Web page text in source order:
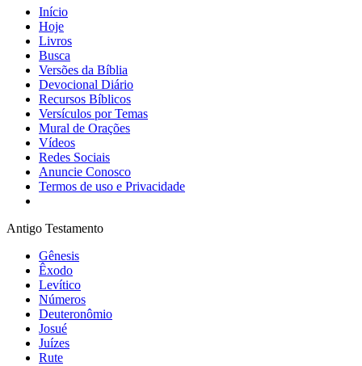
Início
Hoje
Livros
Busca
Versões da Bíblia
Devocional Diário
Recursos Bíblicos
Versículos por Temas
Mural de Orações
Vídeos
Redes Sociais
Anuncie Conosco
Termos de uso e Privacidade
Antigo Testamento
Gênesis
Êxodo
Levítico
Números
Deuteronômio
Josué
Juízes
Rute